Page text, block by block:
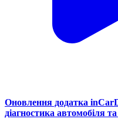
Оновлення додатка
діагностика автомобіля